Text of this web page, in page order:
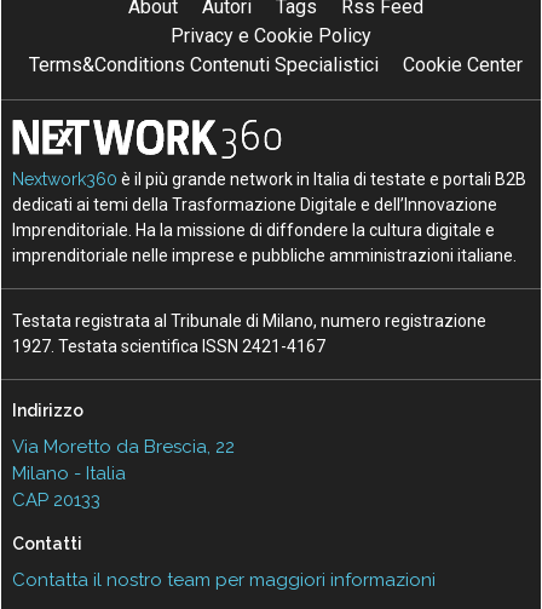
About Autori Tags
Rss Feed
Privacy e Cookie Policy
Terms&Conditions Contenuti Specialistici
Cookie Center
Nextwork360 è il più grande network in Italia di testate e portali B2B
dedicati ai temi della Trasformazione Digitale e dell’Innovazione
Imprenditoriale. Ha la missione di diffondere la cultura digitale e
imprenditoriale nelle imprese e pubbliche amministrazioni italiane.
Testata registrata al Tribunale di Milano, numero registrazione
1927. Testata scientifica ISSN 2421-4167
Indirizzo
Via Moretto da Brescia, 22
Milano - Italia
CAP 20133
Contatti
Contatta il nostro team per maggiori informazioni